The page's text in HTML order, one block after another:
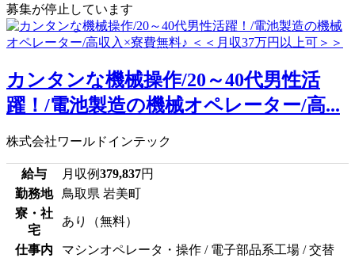
募集が停止しています
カンタンな機械操作/20～40代男性活
躍！/電池製造の機械オペレーター/高...
株式会社ワールドインテック
給与 月収例379,837円
勤務地
鳥取県 岩美町
寮・社
宅
あり（無料）
仕事内
マシンオペレータ・操作 / 電子部品系工場 / 交替